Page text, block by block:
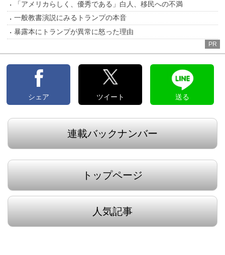
「アメリカらしく、優秀である」白人、移民への不満
一般教書演説にみるトランプの本音
暴露本にトランプが異常に怒った理由
PR
シェア ツイート 送る
連載バックナンバー
トップページ
人気記事